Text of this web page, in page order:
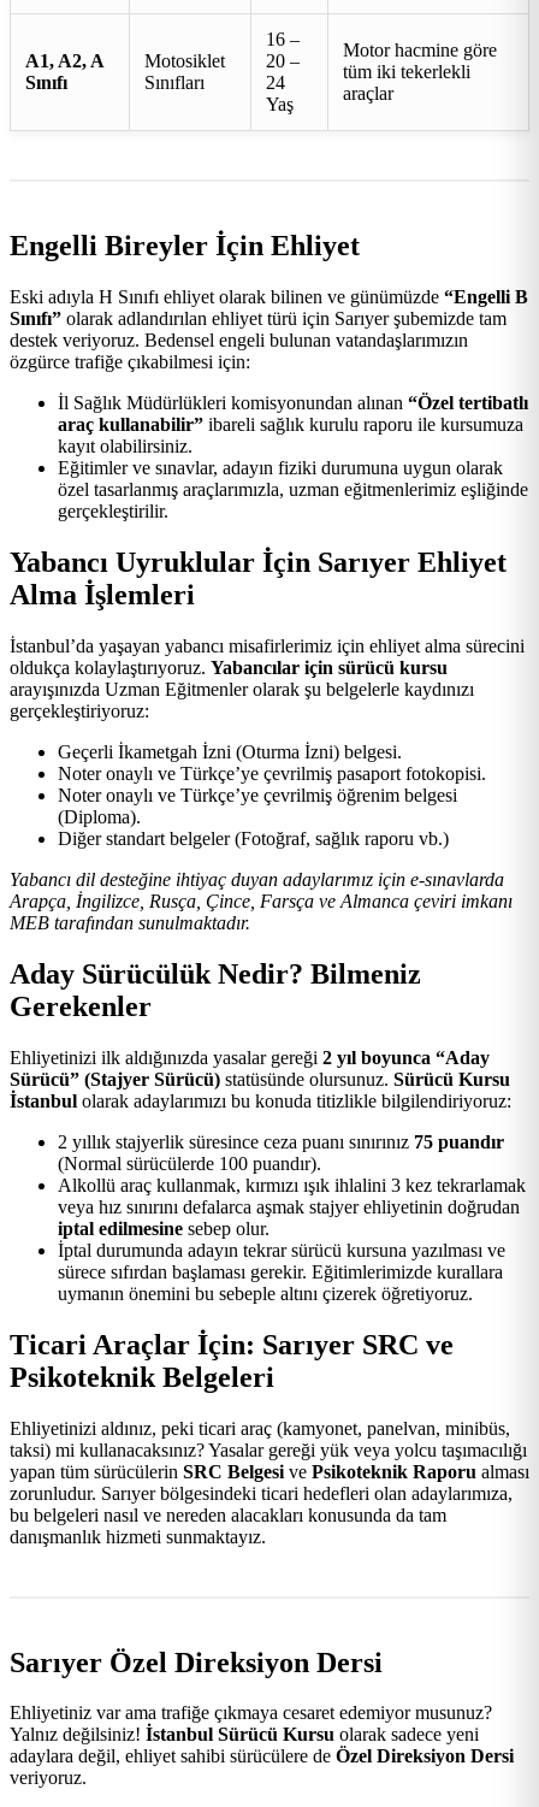
A1, A2, A
Sınıfı
Motosiklet
Sınıfları
16 –
20 –
24
Yaş
Motor hacmine göre
tüm iki tekerlekli
araçlar
Engelli Bireyler İçin Ehliyet
Eski adıyla H Sınıfı ehliyet olarak bilinen ve günümüzde “Engelli B
Sınıfı” olarak adlandırılan ehliyet türü için Sarıyer şubemizde tam
destek veriyoruz. Bedensel engeli bulunan vatandaşlarımızın
özgürce trafiğe çıkabilmesi için:
İl Sağlık Müdürlükleri komisyonundan alınan “Özel tertibatlı
araç kullanabilir” ibareli sağlık kurulu raporu ile kursumuza
kayıt olabilirsiniz.
Eğitimler ve sınavlar, adayın fiziki durumuna uygun olarak
özel tasarlanmış araçlarımızla, uzman eğitmenlerimiz eşliğinde
gerçekleştirilir.
Yabancı Uyruklular İçin Sarıyer Ehliyet
Alma İşlemleri
İstanbul’da yaşayan yabancı misafirlerimiz için ehliyet alma sürecini
oldukça kolaylaştırıyoruz. Yabancılar için sürücü kursu
arayışınızda Uzman Eğitmenler olarak şu belgelerle kaydınızı
gerçekleştiriyoruz:
Geçerli İkametgah İzni (Oturma İzni) belgesi.
Noter onaylı ve Türkçe’ye çevrilmiş pasaport fotokopisi.
Noter onaylı ve Türkçe’ye çevrilmiş öğrenim belgesi
(Diploma).
Diğer standart belgeler (Fotoğraf, sağlık raporu vb.)
Yabancı dil desteğine ihtiyaç duyan adaylarımız için e-sınavlarda
Arapça, İngilizce, Rusça, Çince, Farsça ve Almanca çeviri imkanı
MEB tarafından sunulmaktadır.
Aday Sürücülük Nedir? Bilmeniz
Gerekenler
Ehliyetinizi ilk aldığınızda yasalar gereği 2 yıl boyunca “Aday
Sürücü” (Stajyer Sürücü) statüsünde olursunuz. Sürücü Kursu
İstanbul olarak adaylarımızı bu konuda titizlikle bilgilendiriyoruz:
2 yıllık stajyerlik süresince ceza puanı sınırınız 75 puandır
(Normal sürücülerde 100 puandır).
Alkollü araç kullanmak, kırmızı ışık ihlalini 3 kez tekrarlamak
veya hız sınırını defalarca aşmak stajyer ehliyetinin doğrudan
iptal edilmesine sebep olur.
İptal durumunda adayın tekrar sürücü kursuna yazılması ve
sürece sıfırdan başlaması gerekir. Eğitimlerimizde kurallara
uymanın önemini bu sebeple altını çizerek öğretiyoruz.
Ticari Araçlar İçin: Sarıyer SRC ve
Psikoteknik Belgeleri
Ehliyetinizi aldınız, peki ticari araç (kamyonet, panelvan, minibüs,
taksi) mi kullanacaksınız? Yasalar gereği yük veya yolcu taşımacılığı
yapan tüm sürücülerin SRC Belgesi ve Psikoteknik Raporu alması
zorunludur. Sarıyer bölgesindeki ticari hedefleri olan adaylarımıza,
bu belgeleri nasıl ve nereden alacakları konusunda da tam
danışmanlık hizmeti sunmaktayız.
Sarıyer Özel Direksiyon Dersi
Ehliyetiniz var ama trafiğe çıkmaya cesaret edemiyor musunuz?
Yalnız değilsiniz! İstanbul Sürücü Kursu olarak sadece yeni
adaylara değil, ehliyet sahibi sürücülere de Özel Direksiyon Dersi
veriyoruz.